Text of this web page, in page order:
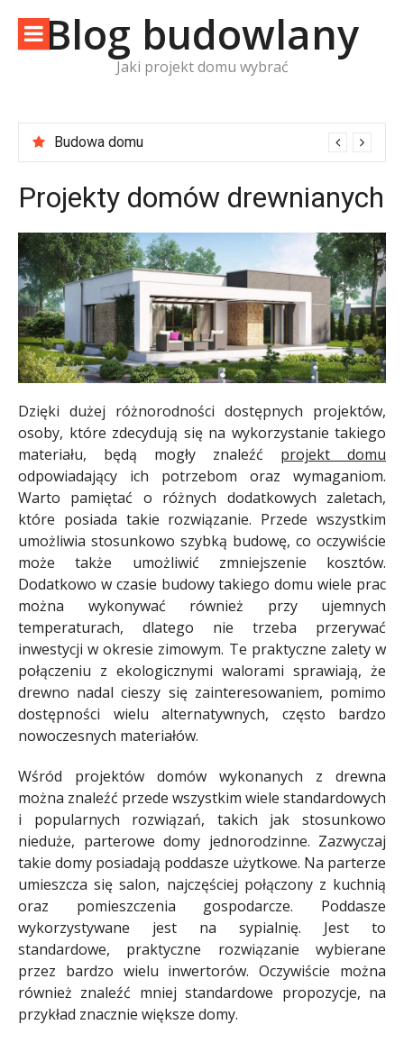
contentBlog budowlany
Jaki projekt domu wybrać
Budowa domu
Projekty domów drewnianych
Dzięki dużej różnorodności dostępnych projektów,
osoby, które zdecydują się na wykorzystanie takiego
materiału, będą mogły znaleźć projekt domu
odpowiadający ich potrzebom oraz wymaganiom.
Warto pamiętać o różnych dodatkowych zaletach,
które posiada takie rozwiązanie. Przede wszystkim
umożliwia stosunkowo szybką budowę, co oczywiście
może także umożliwić zmniejszenie kosztów.
Dodatkowo w czasie budowy takiego domu wiele prac
można wykonywać również przy ujemnych
temperaturach, dlatego nie trzeba przerywać
inwestycji w okresie zimowym. Te praktyczne zalety w
połączeniu z ekologicznymi walorami sprawiają, że
drewno nadal cieszy się zainteresowaniem, pomimo
dostępności wielu alternatywnych, często bardzo
nowoczesnych materiałów.
Wśród projektów domów wykonanych z drewna
można znaleźć przede wszystkim wiele standardowych
i popularnych rozwiązań, takich jak stosunkowo
nieduże, parterowe domy jednorodzinne. Zazwyczaj
takie domy posiadają poddasze użytkowe. Na parterze
umieszcza się salon, najczęściej połączony z kuchnią
oraz pomieszczenia gospodarcze. Poddasze
wykorzystywane jest na sypialnię. Jest to
standardowe, praktyczne rozwiązanie wybierane
przez bardzo wielu inwertorów. Oczywiście można
również znaleźć mniej standardowe propozycje, na
przykład znacznie większe domy.